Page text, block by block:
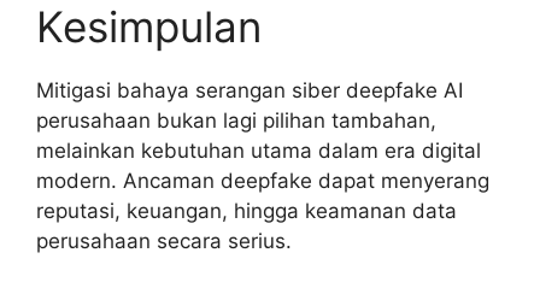
Kesimpulan
Mitigasi bahaya serangan siber deepfake AI
perusahaan bukan lagi pilihan tambahan,
melainkan kebutuhan utama dalam era digital
modern. Ancaman deepfake dapat menyerang
reputasi, keuangan, hingga keamanan data
perusahaan secara serius.